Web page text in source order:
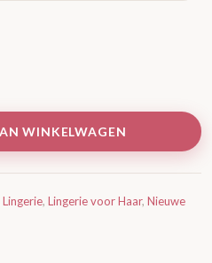
WINKELWAGEN
Lingerie, Lingerie voor Haar, Nieuwe